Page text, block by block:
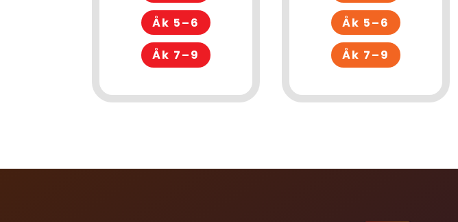
Åk 5–6
Åk 7–9
Åk 5–6
Åk 7–9